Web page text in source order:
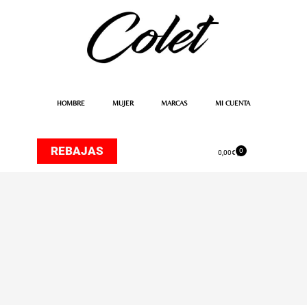
HOMBRE MUJER MARCAS MI CUENTA
REBAJAS 0,00€ 0
Carrito